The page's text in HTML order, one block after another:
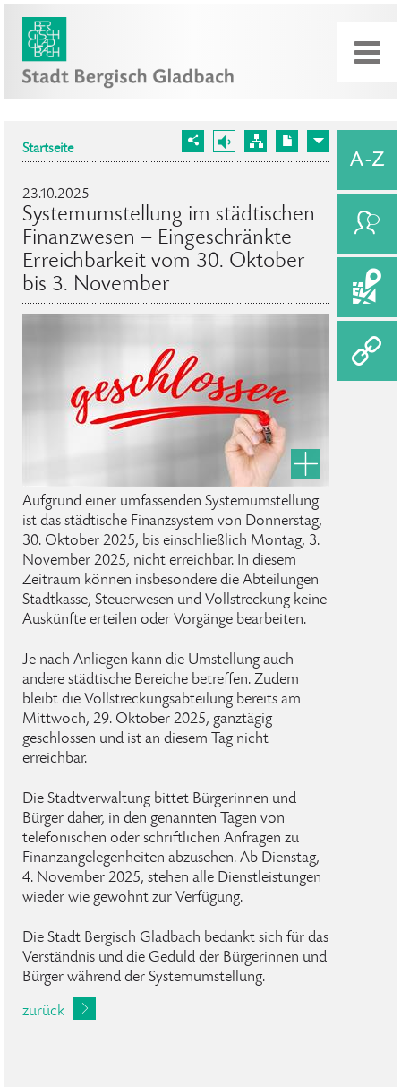
Startseite
23.10.2025
Systemumstellung im städtischen
Finanzwesen – Eingeschränkte
Erreichbarkeit vom 30. Oktober
bis 3. November
Aufgrund einer umfassenden Systemumstellung
ist das städtische Finanzsystem von Donnerstag,
30. Oktober 2025, bis einschließlich Montag, 3.
November 2025, nicht erreichbar. In diesem
Zeitraum können insbesondere die Abteilungen
Stadtkasse, Steuerwesen und Vollstreckung keine
Auskünfte erteilen oder Vorgänge bearbeiten.
Je nach Anliegen kann die Umstellung auch
andere städtische Bereiche betreffen. Zudem
bleibt die Vollstreckungsabteilung bereits am
Mittwoch, 29. Oktober 2025, ganztägig
geschlossen und ist an diesem Tag nicht
erreichbar.
Die Stadtverwaltung bittet Bürgerinnen und
Bürger daher, in den genannten Tagen von
telefonischen oder schriftlichen Anfragen zu
Finanzangelegenheiten abzusehen. Ab Dienstag,
4. November 2025, stehen alle Dienstleistungen
wieder wie gewohnt zur Verfügung.
Die Stadt Bergisch Gladbach bedankt sich für das
Verständnis und die Geduld der Bürgerinnen und
Bürger während der Systemumstellung.
zurück